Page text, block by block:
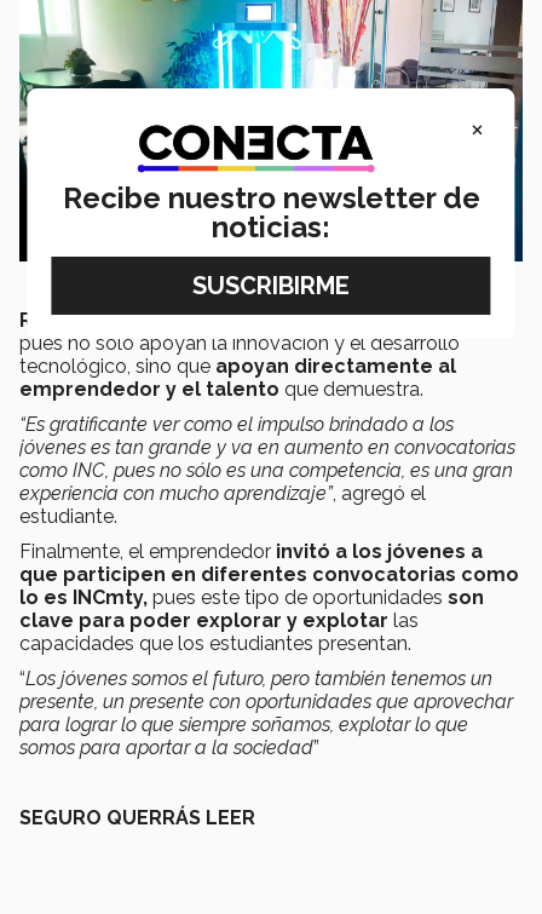
Rogelio agradece a los organizadores de INCmty,
pues no solo apoyan la innovación y el desarrollo
tecnológico, sino que apoyan directamente al
emprendedor y el talento que demuestra.
“Es gratificante ver como el impulso brindado a los
jóvenes es tan grande y va en aumento en convocatorias
como INC, pues no sólo es una competencia, es una gran
experiencia con mucho aprendizaje”, agregó el
estudiante.
Finalmente, el emprendedor invitó a los jóvenes a
que participen en diferentes convocatorias como
lo es INCmty, pues este tipo de oportunidades son
clave para poder explorar y explotar las
capacidades que los estudiantes presentan.
“Los jóvenes somos el futuro, pero también tenemos un
presente, un presente con oportunidades que aprovechar
para lograr lo que siempre soñamos, explotar lo que
somos para aportar a la sociedad”
SEGURO QUERRÁS LEER
×
Recibe nuestro newsletter de
noticias: